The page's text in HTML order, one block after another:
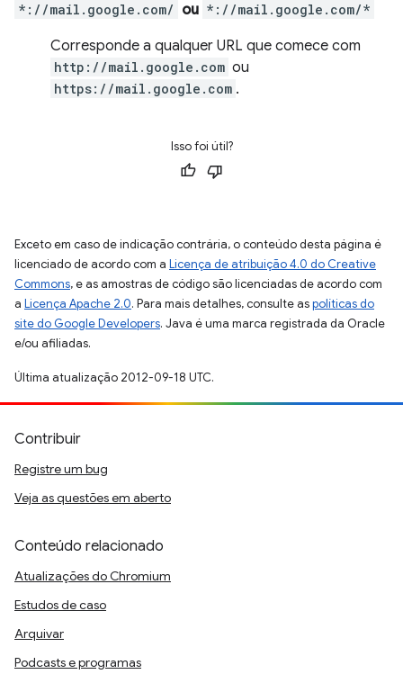
*://mail.google.com/ ou *://mail.google.com/*
Corresponde a qualquer URL que comece com
http://mail.google.com ou
https://mail.google.com .
Isso foi útil?
Exceto em caso de indicação contrária, o conteúdo desta página é
licenciado de acordo com a Licença de atribuição 4.0 do Creative
Commons, e as amostras de código são licenciadas de acordo com
a Licença Apache 2.0. Para mais detalhes, consulte aspolíticas do
site do Google Developers. Java é uma marca registrada da Oracle
e/ou afiliadas.
Última atualização 2012-09-18 UTC.
Contribuir
Registre um bug
Veja as questões em aberto
Conteúdo relacionado
Atualizações do Chromium
Estudos de caso
Arquivar
Podcasts e programas